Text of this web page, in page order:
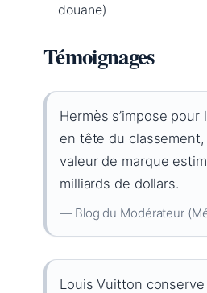
douane)
Témoignages
Hermès s’impose pour
en tête du
valeur de marque
milliards de dollars.
— Blog du Modérateur
Louis Vuitton